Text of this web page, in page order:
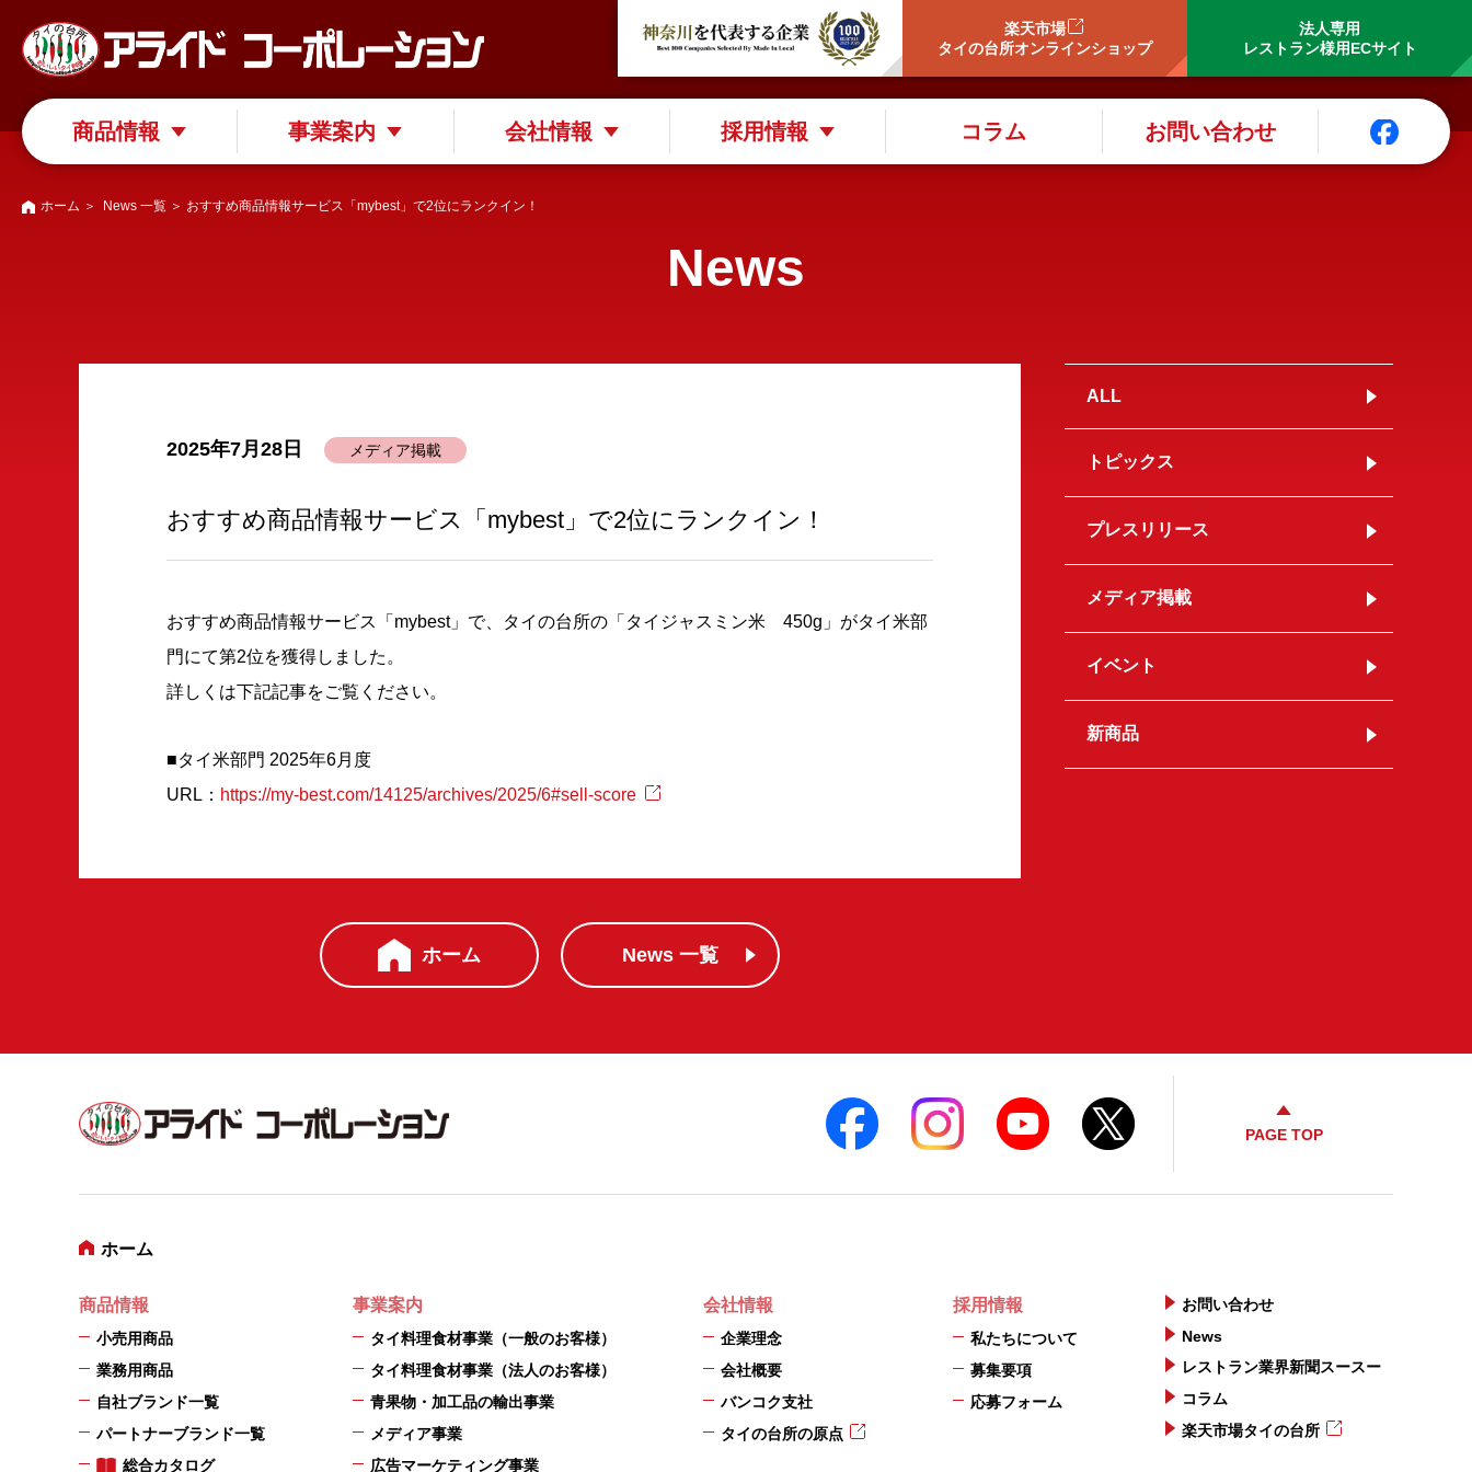
楽天市場
タイの台所オンラインショップ
法人専用
レストラン様用ECサイト
商品情報 事業案内 会社情報 採用情報 コラム お問い合わせ
ホーム ＞ News 一覧 ＞ おすすめ商品情報サービス「mybest」で2位にランクイン！
News
2025年7月28日 メディア掲載
おすすめ商品情報サービス「mybest」で2位にランクイン！
おすすめ商品情報サービス「mybest」で、タイの台所の「タイジャスミン米 450g」がタイ米部
門にて第2位を獲得しました。
詳しくは下記記事をご覧ください。
■タイ米部門 2025年6月度
URL： https://my-best.com/14125/archives/2025/6#sell-score
ホーム News 一覧
ALL
トピックス
プレスリリース
メディア掲載
イベント
新商品
PAGE TOP
ホーム
商品情報
小売用商品
業務用商品
自社ブランド一覧
パートナーブランド一覧
総合カタログ
事業案内
タイ料理食材事業（一般のお客様）
タイ料理食材事業（法人のお客様）
青果物・加工品の輸出事業
メディア事業
広告マーケティング事業
会社情報
企業理念
会社概要
バンコク支社
タイの台所の原点
採用情報
私たちについて
募集要項
応募フォーム
お問い合わせ
News
レストラン業界新聞スースー
コラム
楽天市場タイの台所